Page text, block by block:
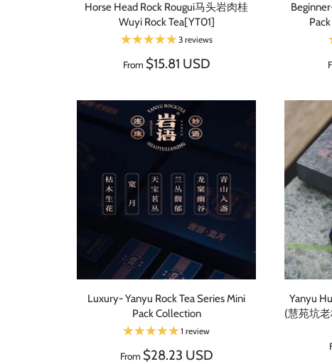
Horse Head Rock Rougui马头岩肉桂
Wuyi Rock Tea[YT01]
3 reviews
From $15.81 USD
Luxury- Yanyu Rock Tea Series Mini
Pack Collection
1 review
From $28.23 USD
Yanyu
(慧苑坑老